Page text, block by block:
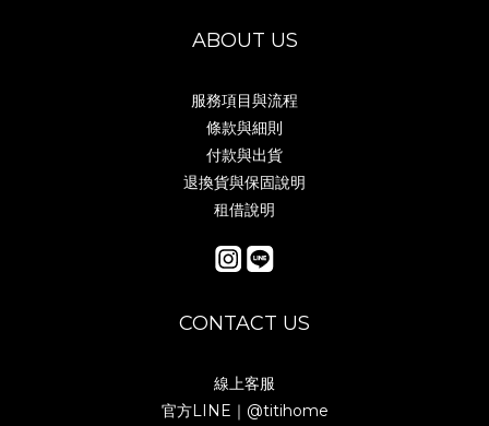
ABOUT US
服務項目與流程
條款與細則
付款與出貨
退換貨與保固說明
租借說明
CONTACT US
線上客服
官方LINE｜ @titihome